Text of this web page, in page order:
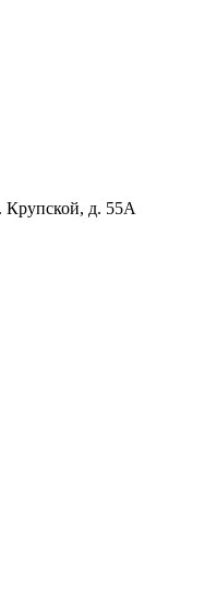
Крупской, д. 55А